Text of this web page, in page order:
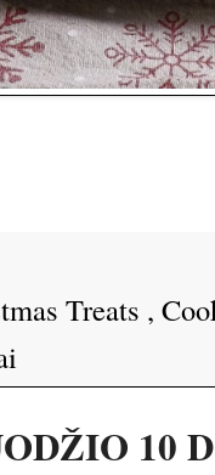
Treats ,
10